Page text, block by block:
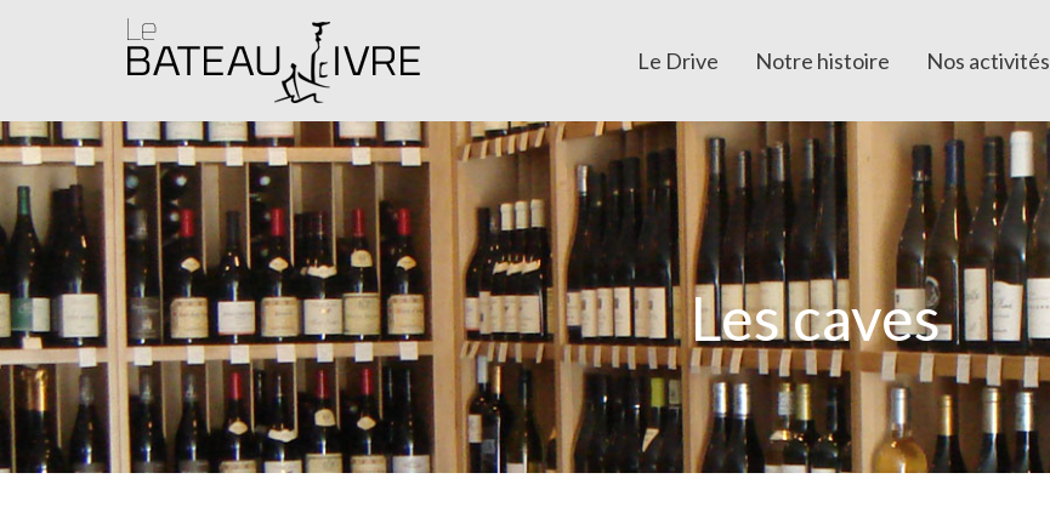
Le Drive Notre histoire Nos activités
Les caves